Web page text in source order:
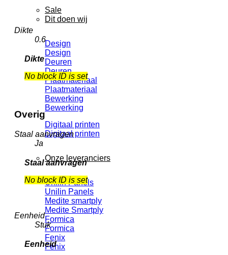
Sale
Dit doen wij
Design
Design
Deuren
Deuren
Plaatmateriaal
Plaatmateriaal
Bewerking
Bewerking
Digitaal printen
Digitaal printen
Onze leveranciers
Unilin Panels
Unilin Panels
Medite smartply
Medite Smartply
Formica
Formica
Fenix
Fenix
Dikte
0.6
Dikte
No block ID is set
Overig
Staal aanvragen
Ja
Staal aanvragen
No block ID is set
Eenheid
Stuk
Eenheid